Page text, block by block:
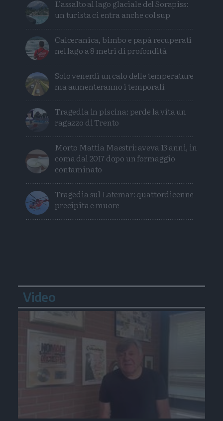
L'assalto al lago glaciale del Sorapiss:
un turista ci entra anche col sup
Calceranica, bimbo e papà recuperati
nel lago a 8 metri di profondità
Solo venerdì un calo delle temperature
ma aumenteranno i temporali
Tragedia in piscina: perde la vita un
ragazzo di Trento
Morto Mattia Maestri: aveva 13 anni, in
coma dal 2017 dopo un formaggio
contaminato
Tragedia sul Latemar: quattordicenne
precipita e muore
Video